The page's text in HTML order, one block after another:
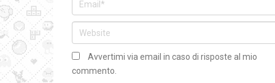
Avvertimi via email in caso di risposte al mio
commento.